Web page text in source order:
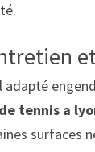
tennis a
surfaces